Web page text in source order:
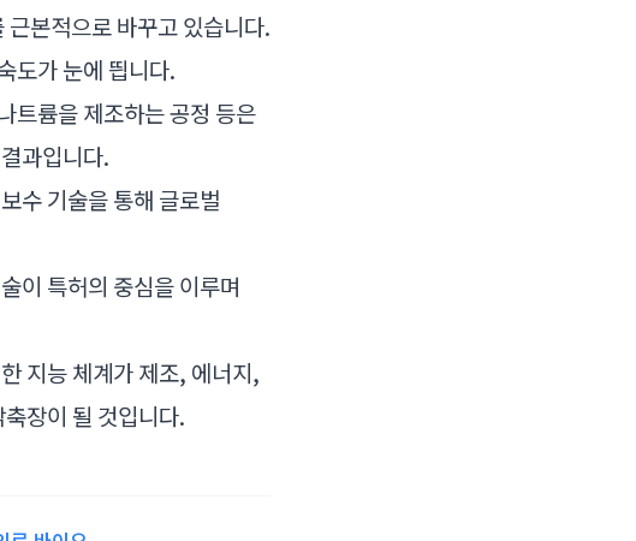
본적으로 바꾸고 있습니다.
도가 눈에 띕니다.
트륨을 제조하는 공정 등은
과입니다.
수 기술을 통해 글로벌
이 특허의 중심을 이루며
지능 체계가 제조, 에너지,
장이 될 것입니다.